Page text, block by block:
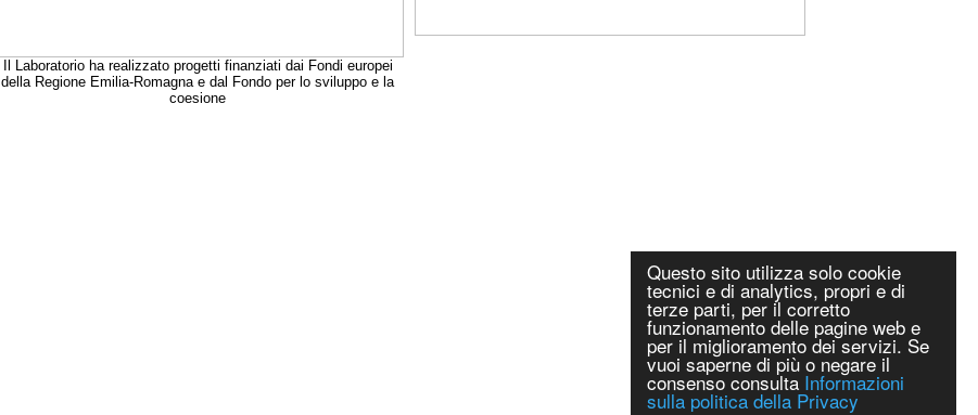
Questo sito utilizza solo cookie
tecnici e di analytics, propri e di
terze parti, per il corretto
funzionamento delle pagine web e
per il miglioramento dei servizi. Se
vuoi saperne di più o negare il
consenso consulta Informazioni
sulla politica della Privacy
Il Laboratorio ha realizzato progetti finanziati dai Fondi europei
della Regione Emilia-Romagna e dal Fondo per lo sviluppo e la
coesione